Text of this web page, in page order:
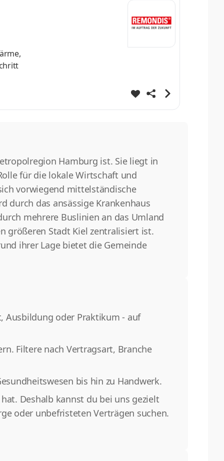
sind
der
den
Hamburg ist. Sie liegt in
für die lokale Wirtschaft und
vorwiegend mittelständische
durch das ansässige Krankenhaus
mehrere Buslinien an das Umland
größeren Stadt Kiel zentralisiert ist.
ihrer Lage bietet die Gemeinde
Ausbildung oder Praktikum - auf
Filtere nach Vertragsart, Branche
bis hin zu Handwerk.
Deshalb kannst du bei uns gezielt
oder unbefristeten Verträgen suchen.